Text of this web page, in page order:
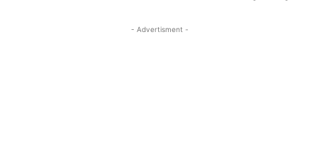
- Advertisment -